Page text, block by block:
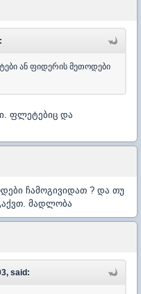
ან ფიდერის მეთოდები
ფლეტებიც და
ჩამოგივიდათ ? და თუ
მადლობა
said: